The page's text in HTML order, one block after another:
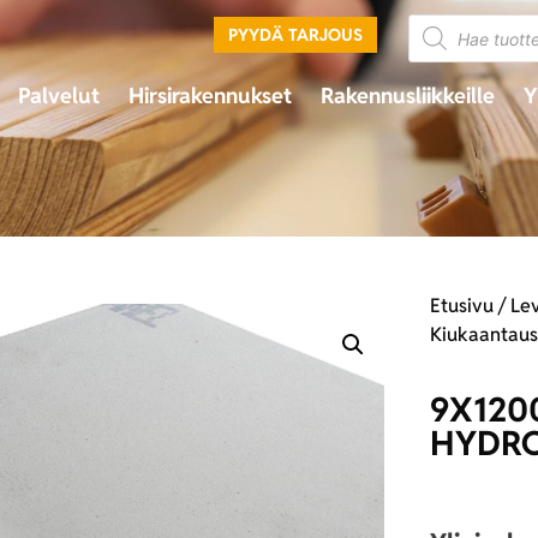
PYYDÄ TARJOUS
Palvelut Hirsirakennukset Rakennusliikkeille
Etusivu/